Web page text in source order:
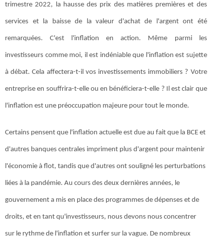
trimestre 2022, la hausse des prix des matières premières et des
services et la baisse de la valeur d'achat de l'argent ont été
remarquées. C'est l'inflation en action. Même parmi les
investisseurs comme moi, il est indéniable que l'inflation est sujette
à débat. Cela affectera-t-il vos investissements immobiliers ? Votre
entreprise en souffrira-t-elle ou en bénéficiera-t-elle ? Il est clair que
l'inflation est une préoccupation majeure pour tout le monde.
Certains pensent que l'inflation actuelle est due au fait que la BCE et
d'autres banques centrales impriment plus d'argent pour maintenir
l'économie à flot, tandis que d'autres ont souligné les perturbations
liées à la pandémie. Au cours des deux dernières années, le
gouvernement a mis en place des programmes de dépenses et de
droits, et en tant qu'investisseurs, nous devons nous concentrer
sur le rythme de l'inflation et surfer sur la vague. De nombreux